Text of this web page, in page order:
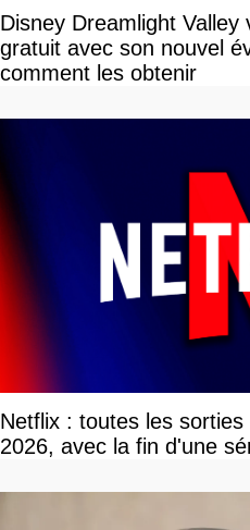
Disney Dreamlight
gratuit avec son nouvel
comment les obtenir
Netflix : toutes les
2026, avec la fin d'une